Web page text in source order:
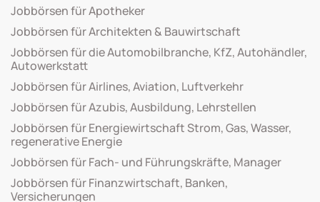
Jobbörsen für Apotheker
Jobbörsen für Architekten & Bauwirtschaft
Jobbörsen für die Automobilbranche, KfZ, Autohändler,
Autowerkstatt
Jobbörsen für Airlines, Aviation, Luftverkehr
Jobbörsen für Azubis, Ausbildung, Lehrstellen
Jobbörsen für Energiewirtschaft Strom, Gas, Wasser,
regenerative Energie
Jobbörsen für Fach- und Führungskräfte, Manager
Jobbörsen für Finanzwirtschaft, Banken,
Versicherungen